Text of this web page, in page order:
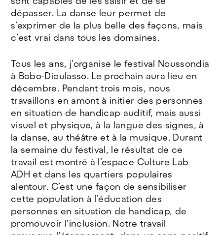
dépasser. La danse leur permet de
s’exprimer de la plus belle des façons, mais
c’est vrai dans tous les domaines.
Tous les ans, j’organise le festival Noussondia
à Bobo-Dioulasso. Le prochain aura lieu en
décembre. Pendant trois mois, nous
travaillons en amont à initier des personnes
en situation de handicap auditif, mais aussi
visuel et physique, à la langue des signes, à
la danse, au théâtre et à la musique. Durant
la semaine du festival, le résultat de ce
travail est montré à l’espace Culture Lab
ADH et dans les quartiers populaires
alentour. C’est une façon de sensibiliser
cette population à l’éducation des
personnes en situation de handicap, de
promouvoir l’inclusion. Notre travail